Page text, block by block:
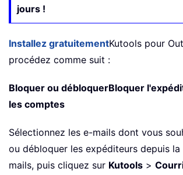
jours !
Installez gratuitementKutools pour
procédez comme suit :
Bloquer ou débloquerBloquer
les comptes
Sélectionnez les e-mails dont vous
ou débloquer les expéditeurs depuis
mails, puis cliquez sur Kutools >